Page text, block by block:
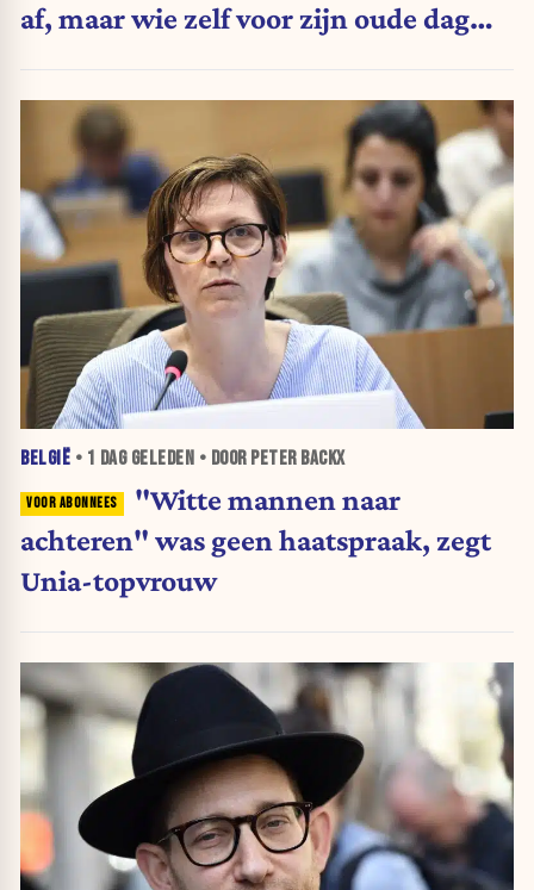
af, maar wie zelf voor zijn oude dag
BELGIË • 1 DAGGELEDEN • DOOR PETER BACKX
"Witte mannen naar
achteren" was geen haatspraak, zegt
Unia-topvrouw